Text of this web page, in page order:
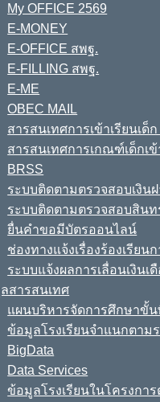
My OFFICE 2569
E-MONEY
E-OFFICE สพฐ.
E-FILLING สพฐ.
E-ME
OBEC MAIL
สารสนเทศการเข้าเรียนเด็
สารสนเทศการเกณฑ์เด็กเข้
BRSS
ระบบติดตามตรวจสอบเงิน
ระบบติดตามตรวจสอบสินท
ยื่นคำขอมีบัตรออนไลน์
ช่องทางแจ้งเรื่องร้องเรีย
ระบบแจ้งผลการเลื่อนเงิน
สารสนเทศ
แผนบริหารจัดการศึกษาขั้
ข้อมูลโรงเรียนจำแนกตาม
BigData
Data Services
ข้อมูลโรงเรียนในโครงการ